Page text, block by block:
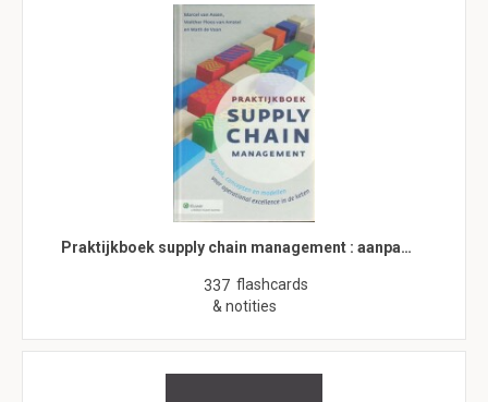
Praktijkboek supply chain management : aanpa…
337 flashcards
& notities